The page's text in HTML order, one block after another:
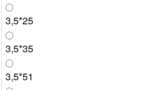
3,5*25
3,5*35
3,5*51